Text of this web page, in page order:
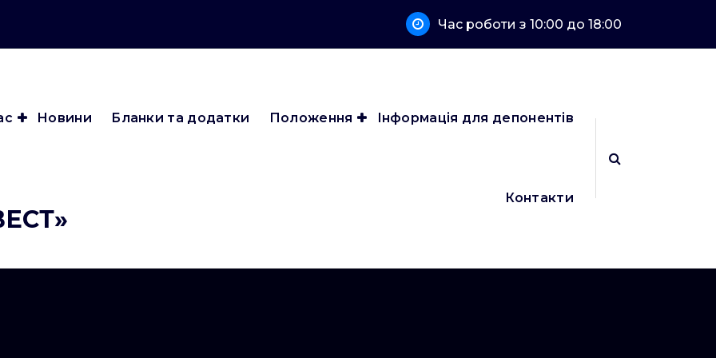
Час роботи з 10:00 до 18:00
Новини Бланки та додатки Положення Інформація для депонентів
Контакти